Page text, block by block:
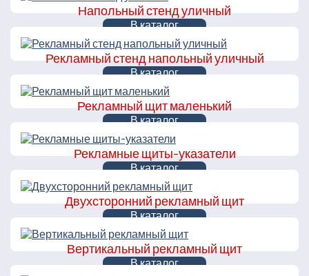
Напольный стенд уличный
В каталог
Рекламный стенд напольный уличный
В каталог
Рекламный щит маленький
В каталог
Рекламные щиты-указатели
В каталог
Двухсторонний рекламный щит
В каталог
Вертикальный рекламный щит
В каталог